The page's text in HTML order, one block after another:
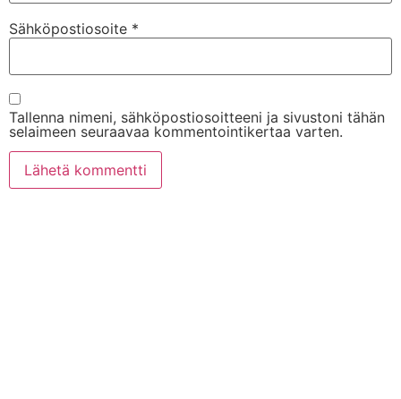
Sähköpostiosoite *
Tallenna nimeni, sähköpostiosoitteeni ja sivustoni tähän
selaimeen seuraavaa kommentointikertaa varten.